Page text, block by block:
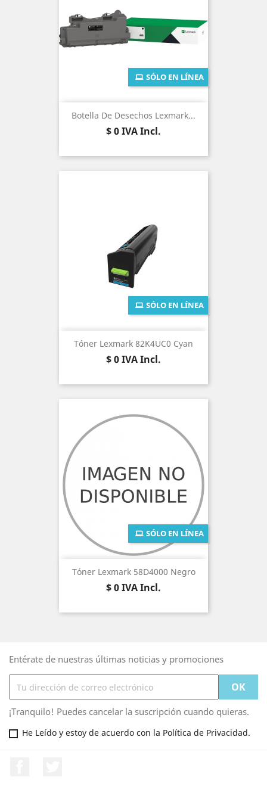
Botella De Desechos Lexmark...
Precio
$ 0IVA Incl.
SÓLO EN LÍNEA
Tóner Lexmark 82K4UC0 Cyan
Precio
$ 0IVA Incl.
SÓLO EN LÍNEA
Tóner Lexmark 58D4000 Negro
Precio
$ 0IVA Incl.
SÓLO EN LÍNEA
Entérate de nuestras últimas noticias y promociones
¡Tranquilo! Puedes cancelar la suscripción cuando quieras.
He Leído y estoy de acuerdo con la Política de Privacidad.